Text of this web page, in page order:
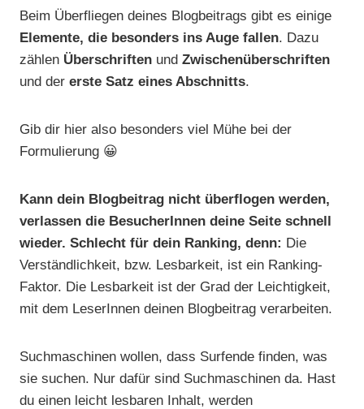
Beim Überfliegen deines Blogbeitrags gibt es einige
Elemente, die besonders ins Auge fallen. Dazu
zählen Überschriften und Zwischenüberschriften
und der erste Satz eines Abschnitts.
Gib dir hier also besonders viel Mühe bei der
Formulierung 😀
Kann dein Blogbeitrag nicht überflogen werden,
verlassen die BesucherInnen deine Seite schnell
wieder. Schlecht für dein Ranking, denn: Die
Verständlichkeit, bzw. Lesbarkeit, ist ein Ranking-
Faktor. Die Lesbarkeit ist der Grad der Leichtigkeit,
mit dem LeserInnen deinen Blogbeitrag verarbeiten.
Suchmaschinen wollen, dass Surfende finden, was
sie suchen. Nur dafür sind Suchmaschinen da. Hast
du einen leicht lesbaren Inhalt, werden